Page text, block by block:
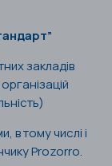
закладів
в тому числі і
Prozorro.